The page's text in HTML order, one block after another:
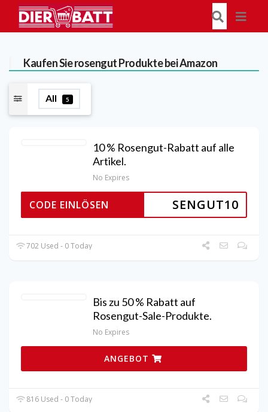
Kaufen Sie rosengut Produkte bei Amazon
All 5
10 % Rosengut-Rabatt auf alle
Artikel.
No Expires
SENGUT10
CODE EINLÖSEN
702 Used - 0 Today
Bis zu 50 % Rabatt auf
Rosengut-Sale-Produkte.
No Expires
ANGEBOT
816 Used - 0 Today